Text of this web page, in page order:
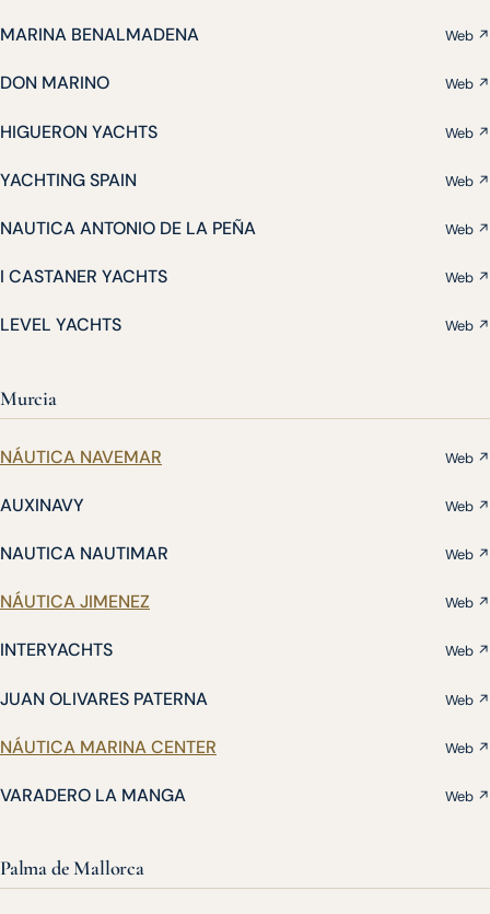
MARINA BENALMADENA Web ↗
DON MARINO Web ↗
HIGUERON YACHTS Web ↗
YACHTING SPAIN Web ↗
NAUTICA ANTONIO DE LA PEÑA Web ↗
I CASTANER YACHTS Web ↗
LEVEL YACHTS Web ↗
Murcia
NÁUTICA NAVEMAR Web ↗
AUXINAVY Web ↗
NAUTICA NAUTIMAR Web ↗
NÁUTICA JIMENEZ Web ↗
INTERYACHTS Web ↗
JUAN OLIVARES PATERNA Web ↗
NÁUTICA MARINA CENTER Web ↗
VARADERO LA MANGA Web ↗
Palma de Mallorca